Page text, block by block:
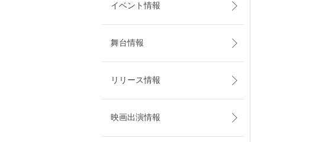
イベント情報
舞台情報
リリース情報
映画出演情報